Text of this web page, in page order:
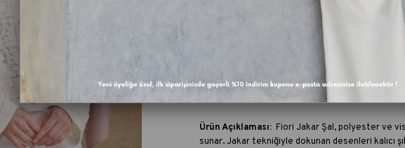
Paylaş :
Ürün Özellikleri
Ürün Açıklaması: Fiori Jakar Şal, polyester ve
sunar. Jakar tekniğiyle dokunan desenleri kalıcı